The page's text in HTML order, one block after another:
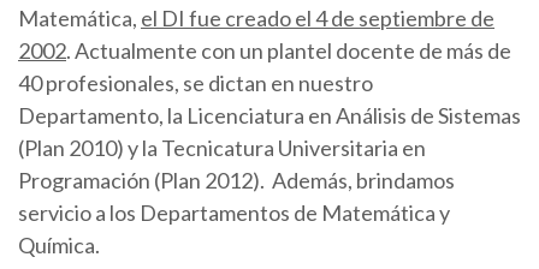
Matemática, el DI fue creado el 4 de septiembre de
2002. Actualmente con un plantel docente de más de
40 profesionales, se dictan en nuestro
Departamento, la Licenciatura en Análisis de Sistemas
(Plan 2010) y la Tecnicatura Universitaria en
Programación (Plan 2012). Además, brindamos
servicio a los Departamentos de Matemática y
Química.